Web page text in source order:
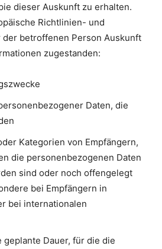
dieser Auskunft zu erhalten.
Richtlinien- und
betroffenen Person Auskunft
zugestanden:
Daten, die
Kategorien von Empfängern,
die personenbezogenen Daten
sind oder noch offengelegt
bei Empfängern in
bei internationalen
geplante Dauer, für die die